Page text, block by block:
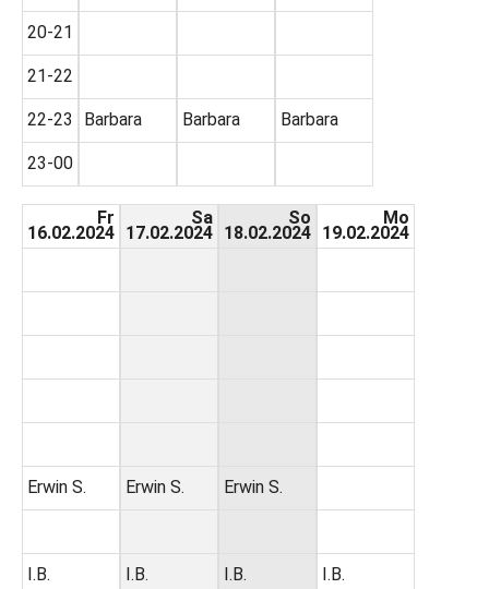
20-21
21-22
22-23
23-00
Barbara Barbara Barbara
Fr
16.02.2024
Erwin S.
I.B.
Sa
17.02.2024
Erwin S.
I.B.
So
18.02.2024
Erwin S.
I.B.
Mo
19.02.2024
I.B.